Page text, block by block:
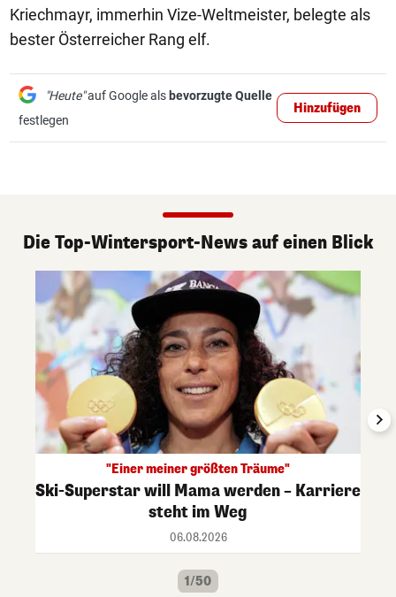
Kriechmayr, immerhin Vize-Weltmeister, belegte als
bester Österreicher Rang elf.
"Heute"auf Google als bevorzugte Quelle
festlegen
Hinzufügen
Die Top-Wintersport-News auf einen Blick
"Einer meiner größten Träume"
Ski-Superstar will Mama werden – Karriere
steht im Weg
06.08.2026
1/50